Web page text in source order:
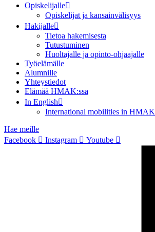
Opiskelijalle
Opiskelijat ja kansainvälisyys
Hakijalle
Tietoa hakemisesta
Tutustuminen
Huoltajalle ja opinto-ohjaajalle
Työelämälle
Alumnille
Yhteystiedot
Elämää HMAK:ssa
In English
International mobilities in HMAK
Hae meille
Facebook
Instagram Youtube